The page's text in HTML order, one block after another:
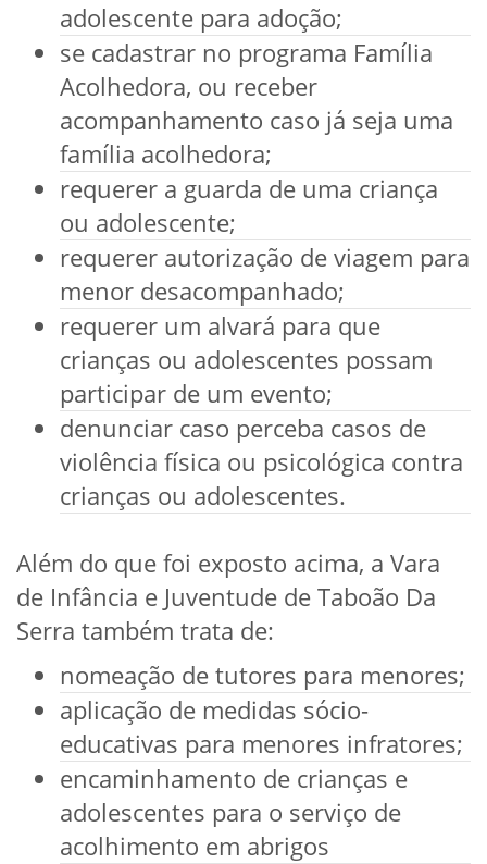
adolescente para adoção;
se cadastrar no programa Família
Acolhedora, ou receber
acompanhamento caso já seja uma
família acolhedora;
requerer a guarda de uma criança
ou adolescente;
requerer autorização de viagem para
menor desacompanhado;
requerer um alvará para que
crianças ou adolescentes possam
participar de um evento;
denunciar caso perceba casos de
violência física ou psicológica contra
crianças ou adolescentes.
Além do que foi exposto acima, a Vara
de Infância e Juventude de Taboão Da
Serra também trata de:
nomeação de tutores para menores;
aplicação de medidas sócio-
educativas para menores infratores;
encaminhamento de crianças e
adolescentes para o serviço de
acolhimento em abrigos